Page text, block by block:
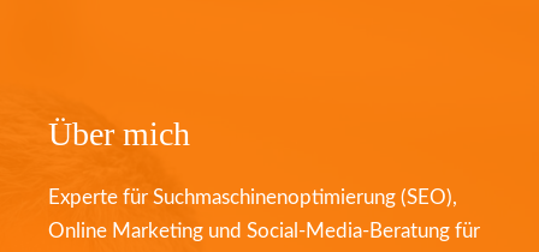
Über mich
Experte für Suchmaschinenoptimierung (SEO),
Online Marketing und Social-Media-Beratung für